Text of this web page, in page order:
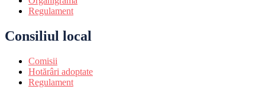
Regulament
Consiliul local
Comisii
Hotărâri adoptate
Regulament